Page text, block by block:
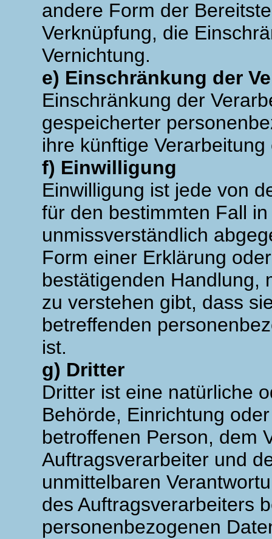
andere Form der
Verknüpfung, die
Vernichtung.
e) Einschränkung der
Einschränkung der
gespeicherter
ihre künftige
f) Einwilligung
Einwilligung ist jede von
für den bestimmten Fall
unmissverständlich
Form einer Erklärung
bestätigenden Handlung,
zu verstehen gibt, dass
betreffenden
ist.
g) Dritter
Dritter ist eine natürliche
Behörde, Einrichtung
betroffenen Person, dem
Auftragsverarbeiter und
unmittelbaren
des Auftragsverarbeiters
personenbezogenen